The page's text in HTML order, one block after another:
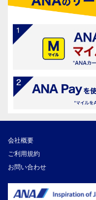
会社概要
ご利用規約
お問い合わせ